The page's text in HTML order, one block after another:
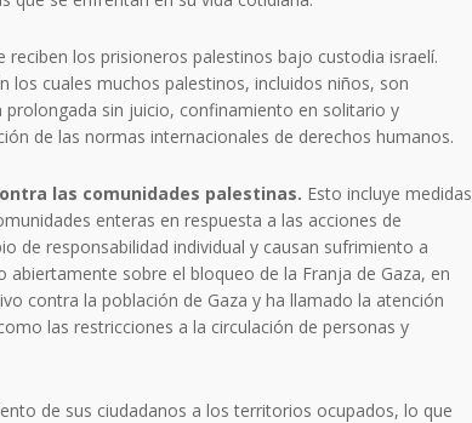
los prisioneros palestinos bajo custodia israelí.
los cuales muchos palestinos, incluidos niños, son
sin juicio, confinamiento en solitario y
de las normas internacionales de derechos humanos.
las comunidades palestinas. Esto incluye medidas
enteras en respuesta a las acciones de
de responsabilidad individual y causan sufrimiento a
sobre el bloqueo de la Franja de Gaza, en
contra la población de Gaza y ha llamado la atención
las restricciones a la circulación de personas y
de sus ciudadanos a los territorios ocupados, lo que